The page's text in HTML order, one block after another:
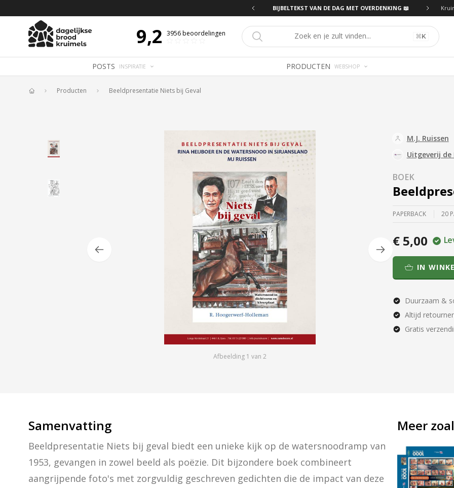
BIJBELTEKST VAN DE DAG MET OVERDENKING 📖
9,2 3956beoordelingen ⌘K
POSTS INSPIRATIE PRODUCTEN WEBSHOP
Producten Beeldpresentatie Niets bij Geval
Afbeelding 1 van 2
M.J. Ruissen
Uitgeverij de
BOEK
PAPERBACK 20
€ 5,00
IN
Duurzaam &
Altijd
Gratis
Samenvatting
Beeldpresentatie Niets bij geval biedt een unieke kijk op de watersnoodramp van
1953, gevangen in zowel beeld als poëzie. Dit bijzondere boek combineert
aangrijpende foto's met zorgvuldig geschreven gedichten die de impact van deze
Meer